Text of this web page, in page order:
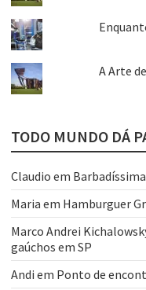
A Arte
TODO MUNDO DÁ
Claudio em
Maria em Hamburguer
Marco Andrei
gaúchos em SP
Andi em Ponto de